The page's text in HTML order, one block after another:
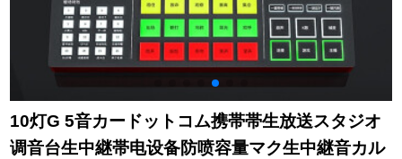
10灯G 5音カードットコム携帯帯生放送スタジオ
调音台生中継帯电设备防喷容量マク生中継音カル